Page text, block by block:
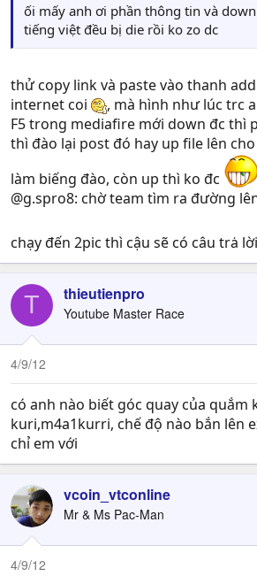
ối mấy anh ơi phần thông tin và
tiếng việt đều bị die rồi ko zo dc
thử copy link và paste vào thanh
internet coi
, mà hình như lúc trc
F5 trong mediafire mới down đc thì
thì đào lại post đó hay up file lên
làm biếng đào, còn up thì ko đc
@g.spro8: chờ team tìm ra đường
chạy đến 2pic thì cậu sẽ có câu trȧ
T thieutienpro
Youtube Master Race
4/9/12
có anh nào biết góc quay của quắm
kuri,m4a1kurri, chế độ nào bắn lên
chỉ em với
vcoin_vtconline
Mr & Ms Pac-Man
4/9/12